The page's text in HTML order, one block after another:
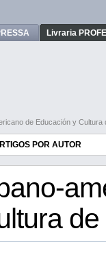
Livraria
de Educación y Cultura
POR AUTOR